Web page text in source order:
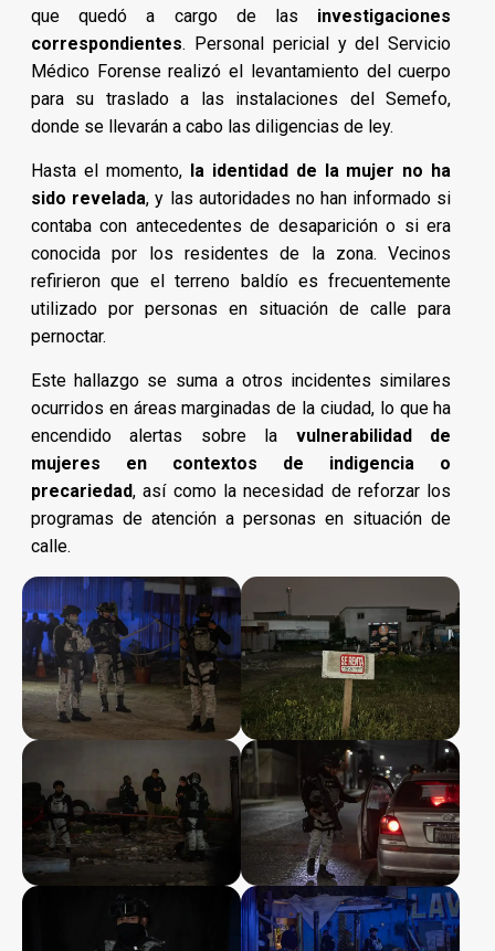
que quedó a cargo de las investigaciones
correspondientes. Personal pericial y del Servicio
Médico Forense realizó el levantamiento del cuerpo
para su traslado a las instalaciones del Semefo,
donde se llevarán a cabo las diligencias de ley.
Hasta el momento, la identidad de la mujer no ha
sido revelada, y las autoridades no han informado si
contaba con antecedentes de desaparición o si era
conocida por los residentes de la zona. Vecinos
refirieron que el terreno baldío es frecuentemente
utilizado por personas en situación de calle para
pernoctar.
Este hallazgo se suma a otros incidentes similares
ocurridos en áreas marginadas de la ciudad, lo que ha
encendido alertas sobre la vulnerabilidad de
mujeres en contextos de indigencia o
precariedad, así como la necesidad de reforzar los
programas de atención a personas en situación de
calle.